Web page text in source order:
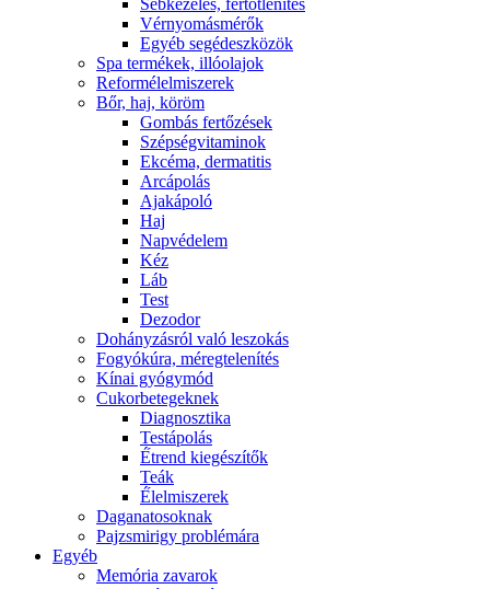
Sebkezelés, fertőtlenítés
Vérnyomásmérők
Egyéb segédeszközök
Spa termékek, illóolajok
Reformélelmiszerek
Bőr, haj, köröm
Gombás fertőzések
Szépségvitaminok
Ekcéma, dermatitis
Arcápolás
Ajakápoló
Haj
Napvédelem
Kéz
Láb
Test
Dezodor
Dohányzásról való leszokás
Fogyókúra, méregtelenítés
Kínai gyógymód
Cukorbetegeknek
Diagnosztika
Testápolás
É́trend kiegészítők
Teák
É́lelmiszerek
Daganatosoknak
Pajzsmirigy problémára
Egyéb
Memória zavarok